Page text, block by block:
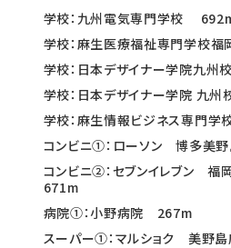
学校：九州電気専門学校
学校：麻生医療福祉専門学校
学校：日本デザイナー学院九
学校：日本デザイナー学院 九
学校：麻生情報ビジネス専門
コンビニ①：ローソン 博多美
コンビニ②：セブンイレブン
671m
病院①：小野病院 267m
スーパー①：マルショク 美野